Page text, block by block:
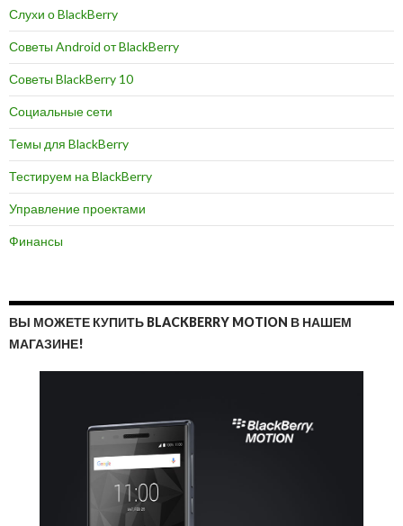
Слухи о BlackBerry
Советы Android от BlackBerry
Советы BlackBerry 10
Социальные сети
Темы для BlackBerry
Тестируем на BlackBerry
Управление проектами
Финансы
ВЫ МОЖЕТЕ КУПИТЬ BLACKBERRY MOTION В НАШЕМ
МАГАЗИНЕ!